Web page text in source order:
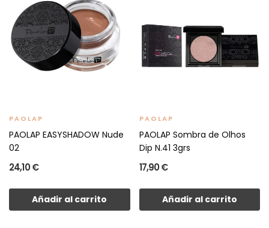
PAOLAP
PAOLAP EASYSHADOW Nude
02
24,10 €
Añadir al carrito
PAOLAP
PAOLAP Sombra de Olhos
Dip N.41 3grs
17,90 €
Añadir al carrito